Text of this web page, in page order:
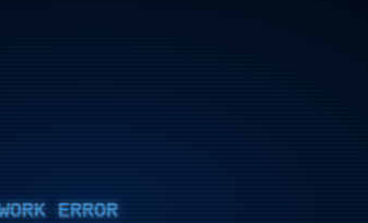
ERROR